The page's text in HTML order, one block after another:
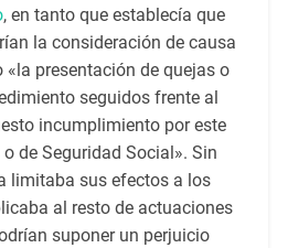
, en tanto que establecía que
la consideración de causa
presentación de quejas o
seguidos frente al
incumplimiento por este
de Seguridad Social». Sin
limitaba sus efectos a los
al resto de actuaciones
suponer un perjuicio